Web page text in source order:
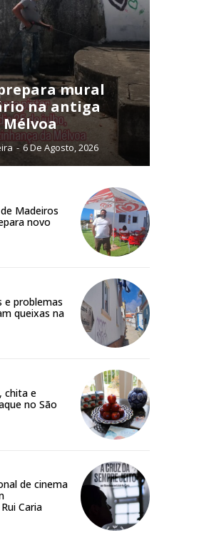
mural
na antiga
Mélvoa
- 6 De Agosto, 2026
Madeiros
novo
e problemas
queixas na
chita e
no São
de cinema
Caria